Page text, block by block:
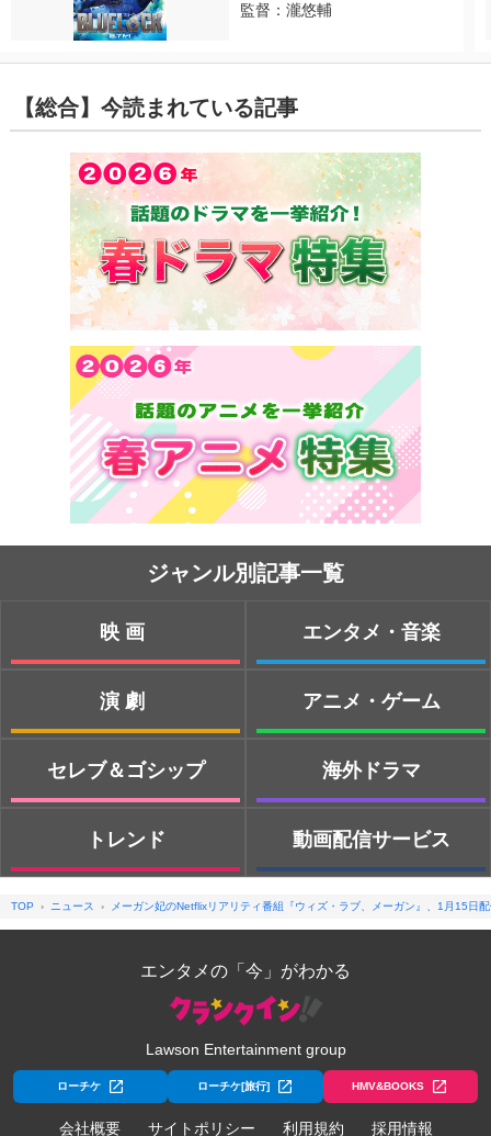
監督：瀧悠輔
【総合】今読まれている記事
ジャンル別記事一覧
映画
演劇
セレブ＆ゴシップ
トレンド
エンタメ・音楽
アニメ・ゲーム
海外ドラマ
動画配信サービス
TOP ニュース メーガン妃のNetflixリアリティ番組『ウィズ・ラブ、メーガン』、1月15日
エンタメの「今」がわかる
Lawson Entertainment group
ローチケ ローチケ[旅行] HMV&BOOKS
会社概要 サイトポリシー 利用規約 採用情報